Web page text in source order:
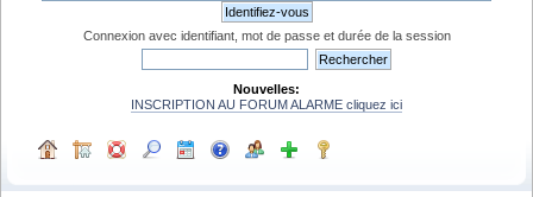
Connexion avec identifiant, mot de passe et durée de la session
Nouvelles:
INSCRIPTION AU FORUM ALARME cliquez ici